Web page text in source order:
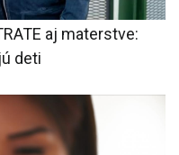
aj materstve:
deti